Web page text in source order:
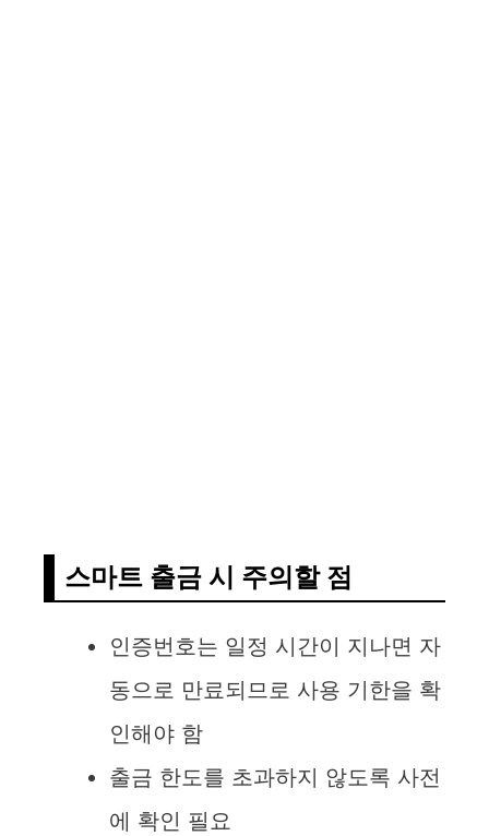
스마트 출금 시 주의할 점
인증번호는 일정 시간이 지나면 자
동으로 만료되므로 사용 기한을 확
인해야 함
출금 한도를 초과하지 않도록 사전
에 확인 필요